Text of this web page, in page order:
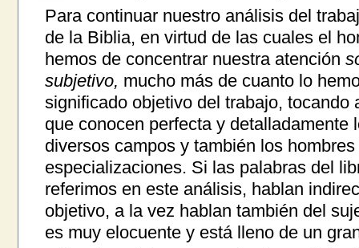
Para continuar nuestro análisis del
de la Biblia, en virtud de las cuales el
hemos de concentrar nuestra atención
subjetivo, mucho más de cuanto lo
significado objetivo del trabajo, tocando
que conocen perfecta y detalladamente
diversos campos y también los
especializaciones. Si las palabras del
referimos en este análisis, hablan
objetivo, a la vez hablan también del
es muy elocuente y está lleno de un